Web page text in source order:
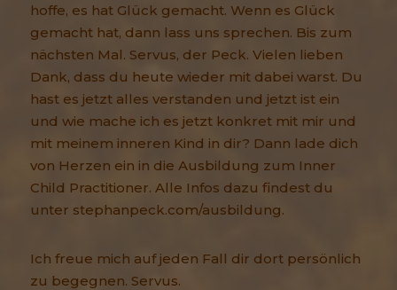
hoffe, es hat Glück gemacht. Wenn es Glück
gemacht hat, dann lass uns sprechen. Bis zum
nächsten Mal. Servus, der Peck. Vielen lieben
Dank, dass du heute wieder mit dabei warst. Du
hast es jetzt alles verstanden und jetzt ist ein
und wie mache ich es jetzt konkret mit mir und
mit meinem inneren Kind in dir? Dann lade dich
von Herzen ein in die Ausbildung zum Inner
Child Practitioner. Alle Infos dazu findest du
unter stephanpeck.com/ausbildung.
Ich freue mich auf jeden Fall dir dort persönlich
zu begegnen. Servus.